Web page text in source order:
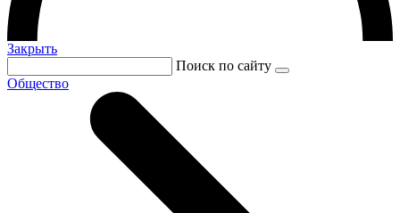
Закрыть
Поиск по сайту
Общество